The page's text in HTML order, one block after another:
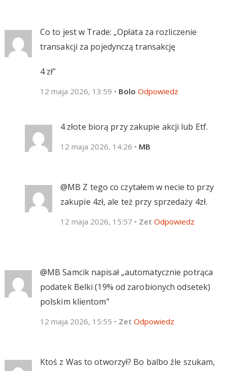
Co to jest w Trade: „Opłata za rozliczenie
transakcji za pojedynczą transakcję
4 zł”
12 maja 2026, 13:59 • Bolo Odpowiedz
4 złote biorą przy zakupie akcji lub Etf.
12 maja 2026, 14:26 • MB
@MB Z tego co czytałem w necie to przy
zakupie 4zł, ale też przy sprzedaży 4zł.
12 maja 2026, 15:57 • Zet Odpowiedz
@MB Samcik napisał „automatycznie potrąca
podatek Belki (19% od zarobionych odsetek)
polskim klientom”
12 maja 2026, 15:55 • Zet Odpowiedz
Ktoś z Was to otworzył? Bo balbo źle szukam,